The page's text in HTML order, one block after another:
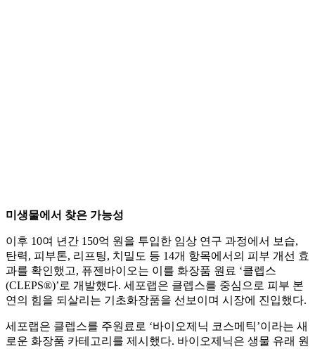
미생물에서 찾은 가능성
이후 10여 년간 150억 원을 투입한 임상 연구 과정에서 보습,
탄력, 피부톤, 리프팅, 치밀도 등 14개 항목에서의 피부 개선 효
과를 확인했고, 퓨젠바이오는 이를 화장품 원료 ‘클렙스
(CLEPS®)’로 개발했다. 세포랩은 클렙스를 중심으로 피부 본
연의 힘을 되살리는 기초화장품을 선보이며 시장에 진입했다.
세포랩은 클렙스를 주원료로 ‘바이오제닉 코스메틱’이라는 새
로운 화장품 카테고리를 제시했다. 바이오제닉은 생물 유래 원